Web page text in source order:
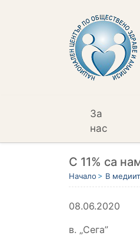
За
нас
С 11% са
Начало В
08.06.2020
в. „Сега”